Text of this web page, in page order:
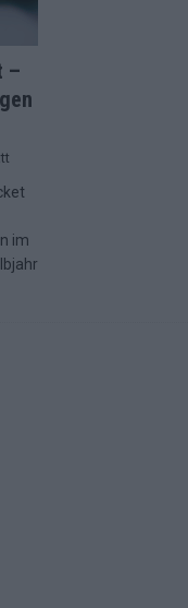
Café, neue Westernstadt:
problematisch,
ESC 2026: Bulgarien
–
im